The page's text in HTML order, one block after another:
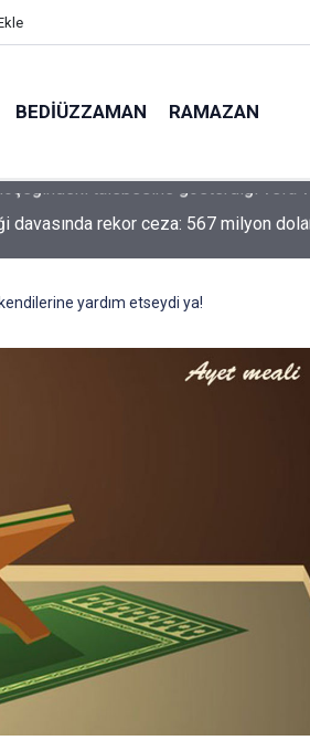
BEDIÜZZAMAN RAMAZAN
davasında rekor ceza: 567 milyon
yardım etseydi ya!